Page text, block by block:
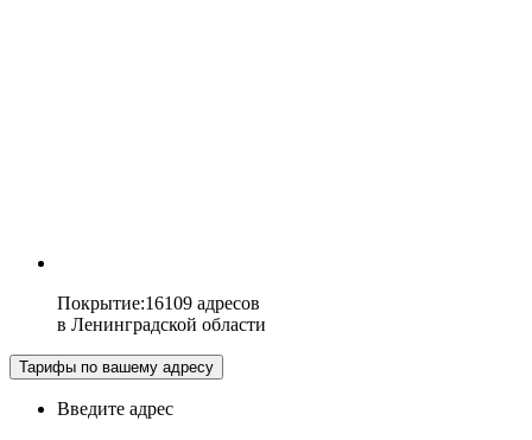
Покрытие:16109 адресов
в Ленинградской области
Тарифы по вашему адресу
Введите адрес